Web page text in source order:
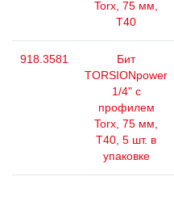
Torx, 75 мм,
Т40
918.3581
Бит
TORSIONpower
1/4" с
профилем
Torx, 75 мм,
Т40, 5 шт. в
упаковке